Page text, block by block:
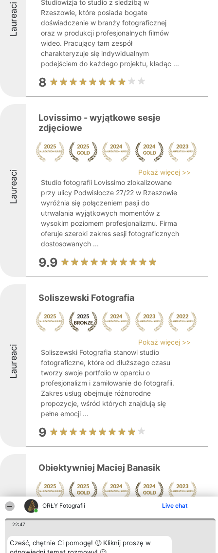
ORŁY Fotografii Live chat
22:47
Cześć, chętnie Ci pomogę! 🙂 Kliknij proszę w
Laureaci
Studiowizja to studio z siedzibą w
Rzeszowie, które posiada bogate
doświadczenie w branży fotograficznej
oraz w produkcji profesjonalnych filmów
wideo. Pracujący tam zespół
charakteryzuje się indywidualnym
podejściem do każdego projektu, kładąc ...
8
Laureaci
Lovissimo - wyjątkowe sesje
zdjęciowe
Pokaż więcej >>
Studio fotografii Lovissimo zlokalizowane
przy ulicy Podwisłocze 27/22 w Rzeszowie
wyróżnia się połączeniem pasji do
utrwalania wyjątkowych momentów z
wysokim poziomem profesjonalizmu. Firma
oferuje szeroki zakres sesji fotograficznych
dostosowanych ...
9.9
Laureaci
Soliszewski Fotografia
Pokaż więcej >>
Soliszewski Fotografia stanowi studio
fotograficzne, które od dłuższego czasu
tworzy swoje portfolio w oparciu o
profesjonalizm i zamiłowanie do fotografii.
Zakres usług obejmuje różnorodne
propozycje, wśród których znajdują się
pełne emocji ...
9
Laureaci
Obiektywniej Maciej Banasik
Obiektywniej Maciej Banasik to studio
Rzeszowie. Firma koncentruje się na